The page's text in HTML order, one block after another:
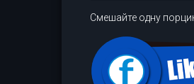
Смешайте одну